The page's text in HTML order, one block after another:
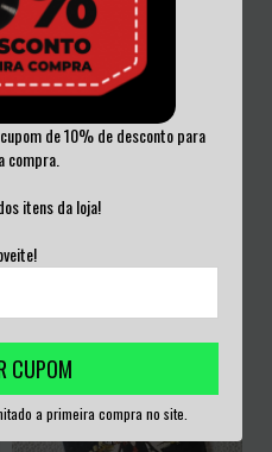
de 10% de desconto para
compra.
itens da loja!
CUPOM
a primeira compra no site.
THE MANY FACES OF YES CD
R$80,00
3x deR$26,67sem juros